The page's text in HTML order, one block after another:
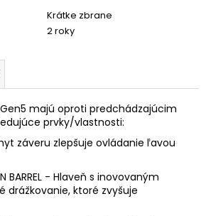
Krátke zbrane
2 roky
Gen5 majú oproti predchádzajúcim
prvky/vlastnosti:
záveru zlepšuje ovládanie ľavou
BARREL - Hlaveň s inovovaným
drážkovanie, ktoré zvyšuje